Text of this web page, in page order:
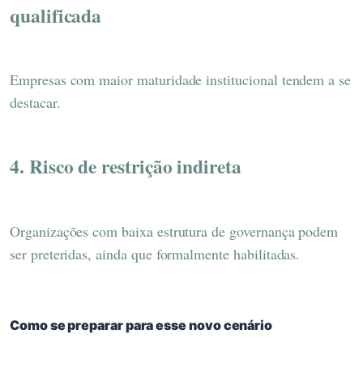
qualificada
Empresas com maior maturidade institucional tendem a se
destacar.
4. Risco de restrição indireta
Organizações com baixa estrutura de governança podem
ser preteridas, ainda que formalmente habilitadas.
Como se preparar para esse novo cenário